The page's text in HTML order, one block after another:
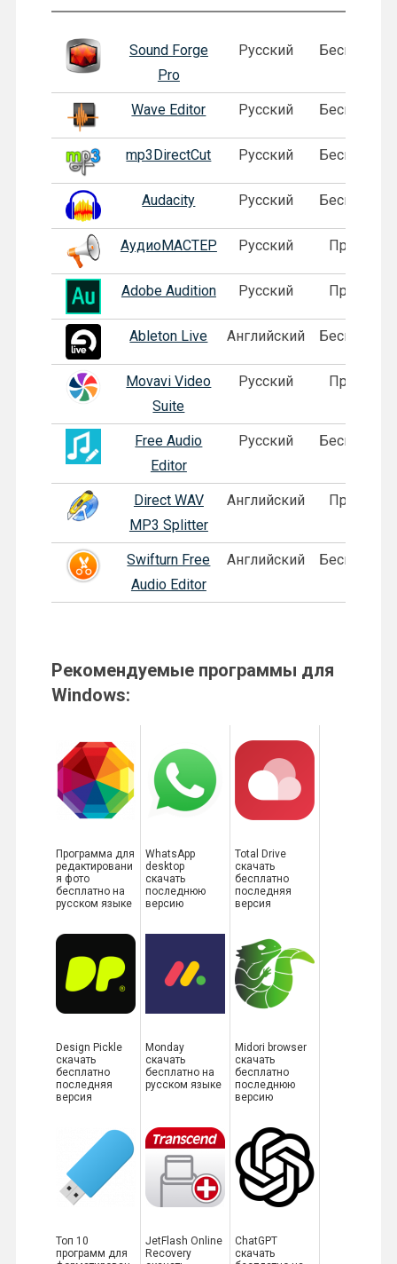
Лого Программа Язык Лицензия
Sound Forge
Pro
Русский Бесплатная
Wave Editor Русский Бесплатная
mp3DirectCut Русский Бесплатная
Audacity Русский Бесплатная
АудиоМАСТЕР Русский Пробная
Adobe Audition Русский Пробная
Ableton Live Английский Бесплатная
Movavi Video
Suite
Русский Пробная
Free Audio
Editor
Русский Бесплатная
Direct WAV
MP3 Splitter
Английский Пробная
Swifturn Free
Audio Editor
Английский Бесплатная
Рекомендуемые программы для
Windows:
Программа для
редактировани
я фото
бесплатно на
русском языке
WhatsApp
desktop
скачать
последнюю
версию
Total Drive
скачать
бесплатно
последняя
версия
Design Pickle
скачать
бесплатно
последняя
версия
Monday
скачать
бесплатно на
русском языке
Midori browser
скачать
бесплатно
последнюю
версию
Топ 10
программ для
JetFlash Online
Recovery
ChatGPT
скачать